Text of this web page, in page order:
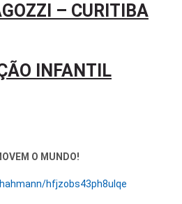
– CURITIBA
INFANTIL
O MUNDO!
hfjzobs43ph8ulqe